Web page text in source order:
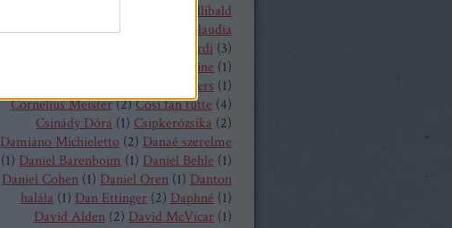
Christoph Willibald
Gluck(3)Claude Debussy
Claudia
Claudio Monteverdi (3)
Clémentine Margaine (1)
Corinne Winters (1)
Cornelius Meister(2)Cosi fan tutte (4)
Csinády Dóra (1) Csipkerózsika (2)
Damiano Michieletto (2) Danaé szerelme
(1) Daniel Barenboim (1) Daniel Behle (1)
Daniel Cohen (1) Daniel Oren (1) Danton
halála (1) Dan Ettinger (2) Daphné (1)
David Alden (2) David McVicar (1)